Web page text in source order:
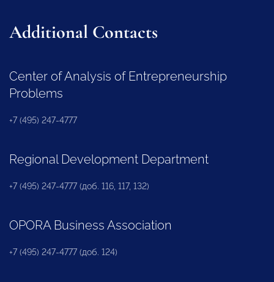
Additional Contacts
Center of Analysis of Entrepreneurship
Problems
+7 (495) 247-4777
Regional Development Department
+7 (495) 247-4777 (доб. 116, 117, 132)
OPORA Business Association
+7 (495) 247-4777 (доб. 124)